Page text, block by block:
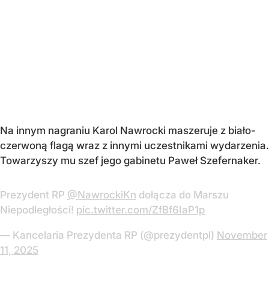
Na innym nagraniu Karol Nawrocki maszeruje z biało-
czerwoną flagą wraz z innymi uczestnikami wydarzenia.
Towarzyszy mu szef jego gabinetu Paweł Szefernaker.
Prezydent RP @NawrockiKn dołącza do Marszu
Niepodległości! pic.twitter.com/ZfBf6IaP1p
— Kancelaria Prezydenta RP (@prezydentpl) November
11, 2025